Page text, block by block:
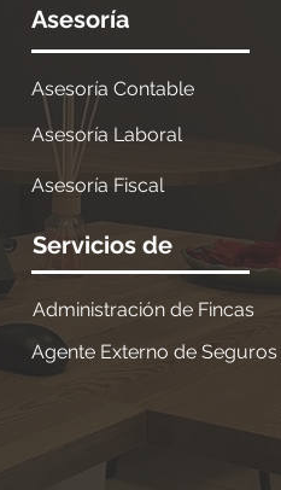
Asesoría
Asesoría Contable
Asesoría Laboral
Asesoría Fiscal
Servicios de
Administración de Fincas
Agente Externo de Seguros